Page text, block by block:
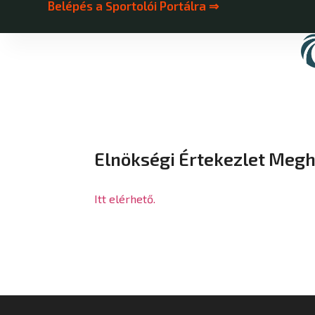
Belépés a Sportolói Portálra ⇒
Elnökségi Értekezlet
Itt elérhető.